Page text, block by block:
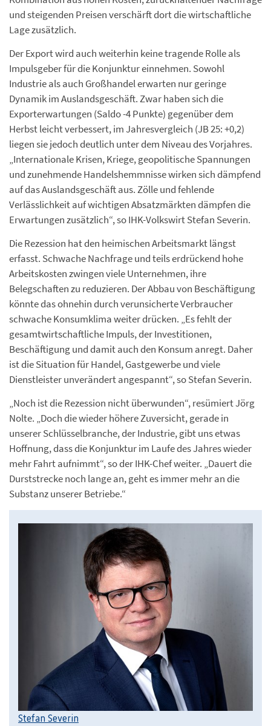
und steigenden Preisen verschärft dort die wirtschaftliche
Lage zusätzlich.
Der Export wird auch weiterhin keine tragende Rolle als
Impulsgeber für die Konjunktur einnehmen. Sowohl
Industrie als auch Großhandel erwarten nur geringe
Dynamik im Auslandsgeschäft. Zwar haben sich die
Exporterwartungen (Saldo -4 Punkte) gegenüber dem
Herbst leicht verbessert, im Jahresvergleich (JB 25: +0,2)
liegen sie jedoch deutlich unter dem Niveau des Vorjahres.
„Internationale Krisen, Kriege, geopolitische Spannungen
und zunehmende Handelshemmnisse wirken sich dämpfend
auf das Auslandsgeschäft aus. Zölle und fehlende
Verlässlichkeit auf wichtigen Absatzmärkten dämpfen die
Erwartungen zusätzlich“, so IHK-Volkswirt Stefan Severin.
Die Rezession hat den heimischen Arbeitsmarkt längst
erfasst. Schwache Nachfrage und teils erdrückend hohe
Arbeitskosten zwingen viele Unternehmen, ihre
Belegschaften zu reduzieren. Der Abbau von Beschäftigung
könnte das ohnehin durch verunsicherte Verbraucher
schwache Konsumklima weiter drücken. „Es fehlt der
gesamtwirtschaftliche Impuls, der Investitionen,
Beschäftigung und damit auch den Konsum anregt. Daher
ist die Situation für Handel, Gastgewerbe und viele
Dienstleister unverändert angespannt“, so Stefan Severin.
„Noch ist die Rezession nicht überwunden“, resümiert Jörg
Nolte. „Doch die wieder höhere Zuversicht, gerade in
unserer Schlüsselbranche, der Industrie, gibt uns etwas
Hoffnung, dass die Konjunktur im Laufe des Jahres wieder
mehr Fahrt aufnimmt“, so der IHK-Chef weiter. „Dauert die
Durststrecke noch lange an, geht es immer mehr an die
Substanz unserer Betriebe.“
Stefan Severin